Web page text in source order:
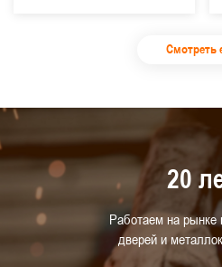
Смотреть
20
Работаем на рынке
дверей и